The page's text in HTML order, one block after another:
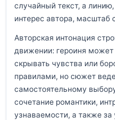
случайный текст, а
интерес автора, масштаб
Авторская интонация
движении: героиня может
скрывать чувства или
правилами, но сюжет
самостоятельному
сочетание романтики,
узнаваемости, а также за